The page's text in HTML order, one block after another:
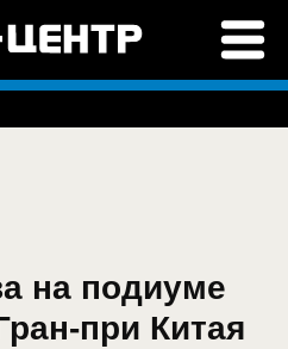
на подиуме
при Китая